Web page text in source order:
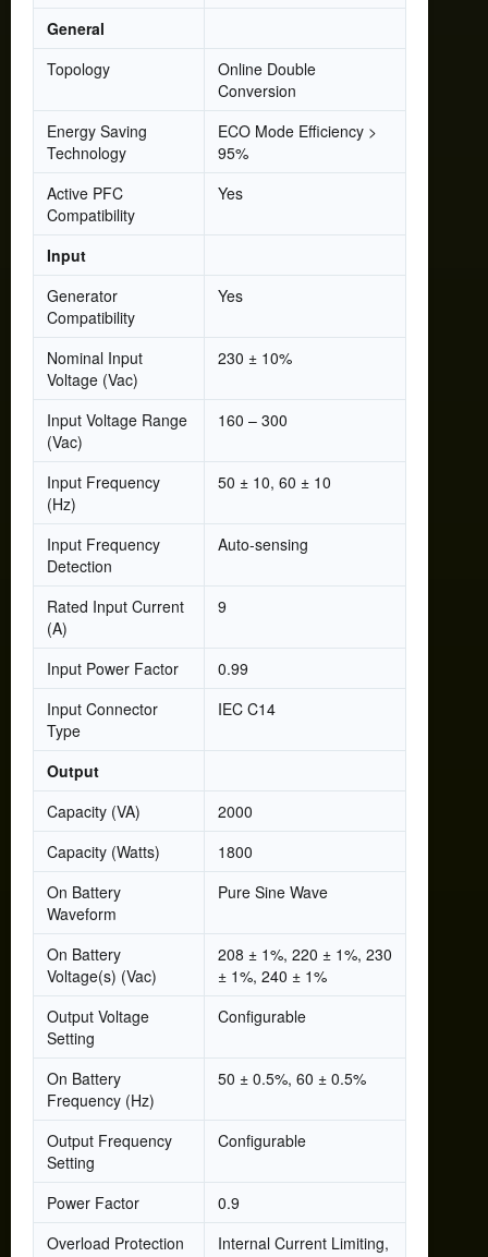
General
Topology
Online Double
Conversion
Energy Saving
Technology
ECO Mode Efficiency >
95%
Active PFC
Compatibility
Yes
Input
Generator
Compatibility
Yes
Nominal Input
Voltage (Vac)
230 ± 10%
Input Voltage Range
(Vac)
160 – 300
Input Frequency
(Hz)
50 ± 10, 60 ± 10
Input Frequency
Detection
Auto-sensing
Rated Input Current
(A)
9
Input Power Factor
0.99
Input Connector
Type
IEC C14
Output
Capacity (VA)
2000
Capacity (Watts)
1800
On Battery
Waveform
Pure Sine Wave
On Battery
Voltage(s) (Vac)
208 ± 1%, 220 ± 1%, 230
± 1%, 240 ± 1%
Output Voltage
Setting
Configurable
On Battery
Frequency (Hz)
50 ± 0.5%, 60 ± 0.5%
Output Frequency
Setting
Configurable
Power Factor
0.9
Overload Protection
Internal Current Limiting,